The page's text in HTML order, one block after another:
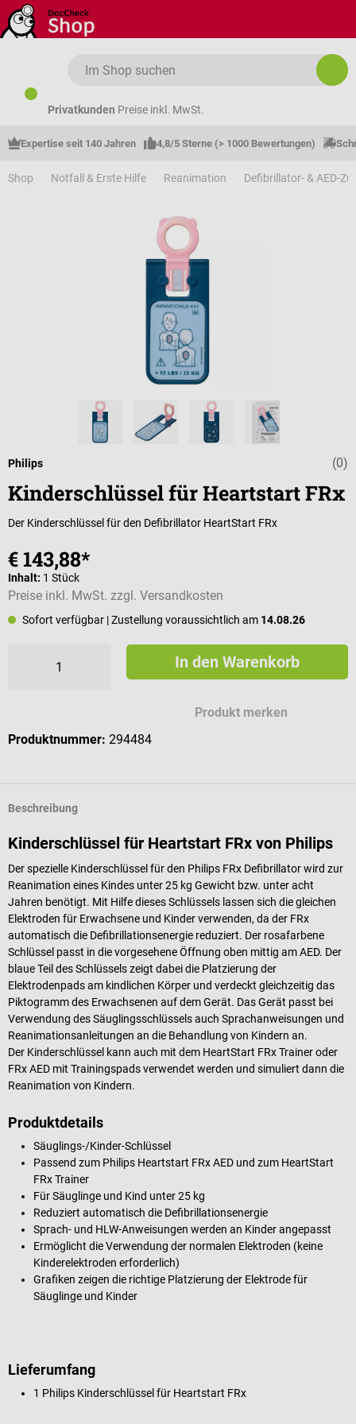
Zum Hauptinhalt springen
Privatkunden Preise inkl. MwSt.
Expertise seit 140 Jahren 4,8/5 Sterne (> 1000 Bewertungen)
Shop Notfall & Erste Hilfe Reanimation Defibrillator- & AED-
(0)
Philips
Kinderschlüssel für Heartstart FRx
Der Kinderschlüssel für den Defibrillator HeartStart FRx
€ 143,88*
Inhalt: 1 Stück
Preise inkl. MwSt. zzgl. Versandkosten
Sofort verfügbar | Zustellung voraussichtlich am 14.08.26
In den Warenkorb
Produkt merken
Produktnummer: 294484
Beschreibung
Kinderschlüssel für Heartstart FRx von Philips
Der spezielle Kinderschlüssel für den Philips FRx Defibrillator wird zur
Reanimation eines Kindes unter 25 kg Gewicht bzw. unter acht
Jahren benötigt. Mit Hilfe dieses Schlüssels lassen sich die gleichen
Elektroden für Erwachsene und Kinder verwenden, da der FRx
automatisch die Defibrillationsenergie reduziert. Der rosafarbene
Schlüssel passt in die vorgesehene Öffnung oben mittig am AED. Der
blaue Teil des Schlüssels zeigt dabei die Platzierung der
Elektrodenpads am kindlichen Körper und verdeckt gleichzeitig das
Piktogramm des Erwachsenen auf dem Gerät. Das Gerät passt bei
Verwendung des Säuglingsschlüssels auch Sprachanweisungen und
Reanimationsanleitungen an die Behandlung von Kindern an.
Der Kinderschlüssel kann auch mit dem HeartStart FRx Trainer oder
FRx AED mit Trainingspads verwendet werden und simuliert dann die
Reanimation von Kindern.
Produktdetails
Säuglings-/Kinder-Schlüssel
Passend zum Philips Heartstart FRx AED und zum HeartStart
FRx Trainer
Für Säuglinge und Kind unter 25 kg
Reduziert automatisch die Defibrillationsenergie
Sprach- und HLW-Anweisungen werden an Kinder angepasst
Ermöglicht die Verwendung der normalen Elektroden (keine
Kinderelektroden erforderlich)
Grafiken zeigen die richtige Platzierung der Elektrode für
Säuglinge und Kinder
Lieferumfang
1 Philips Kinderschlüssel für Heartstart FRx